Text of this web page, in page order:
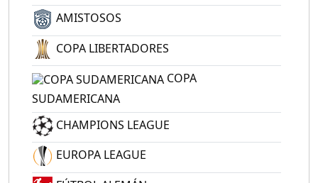
AMISTOSOS
COPA LIBERTADORES
COPA
SUDAMERICANA
CHAMPIONS LEAGUE
EUROPA LEAGUE